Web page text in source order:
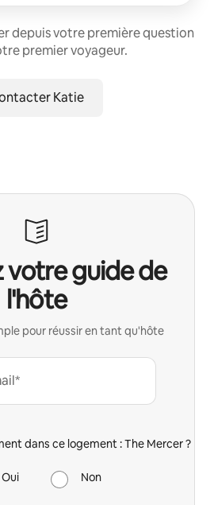
depuis votre première question
premier voyageur.
Katie
votre guide de
l'hôte
pour réussir en tant qu'hôte
dans ce logement : The Mercer ?
Oui Non